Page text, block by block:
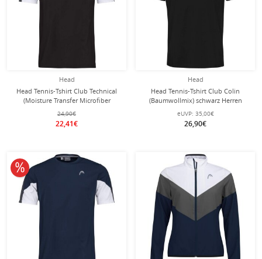
Head
Head Tennis-Tshirt Club Technical
(Moisture Transfer Microfiber
Technologie) schwarz Jungen
24,90€
22,41€
Head
Head Tennis-Tshirt Club Colin
(Baumwollmix) schwarz Herren
eUVP: 35,00€
26,90€
10% reduziert